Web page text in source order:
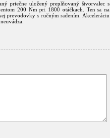
priečne uložený preplňovaný štvorvalec s
200 Nm pri 1800 otáčkach. Ten sa na
prevodovky s ručným radením. Akceleráciu